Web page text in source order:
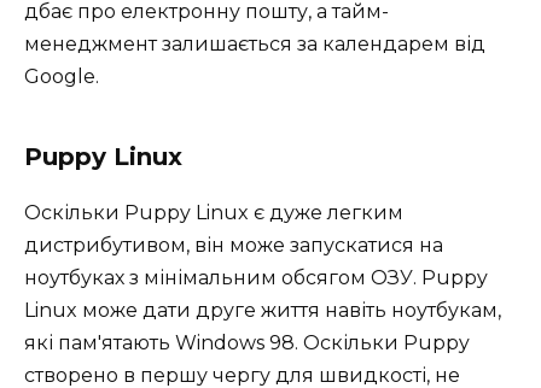
дбає про електронну пошту, а тайм-
менеджмент залишається за календарем від
Google.
Puppy Linux
Оскільки Puppy Linux є дуже легким
дистрибутивом, він може запускатися на
ноутбуках з мінімальним обсягом ОЗУ. Puppy
Linux може дати друге життя навіть ноутбукам,
які пам'ятають Windows 98. Оскільки Puppy
створено в першу чергу для швидкості, не